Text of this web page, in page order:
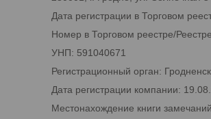
Дата регистрации в Торговом
Номер в Торговом реестре/
УНП: 591040671
Регистрационный орган:
Дата регистрации компании:
Местонахождение книги